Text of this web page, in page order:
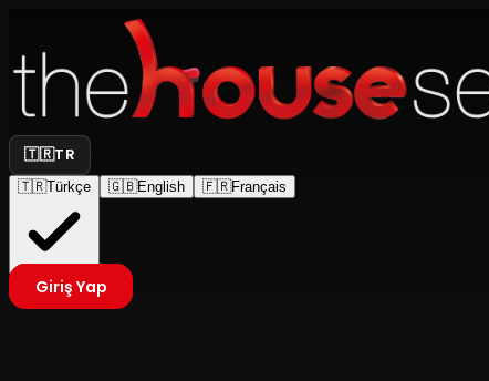
🇹🇷TR
🇹🇷Türkçe 🇬🇧English 🇫🇷Français
Giriş Yap